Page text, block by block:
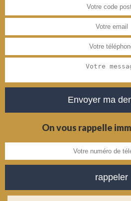
On vous rappelle